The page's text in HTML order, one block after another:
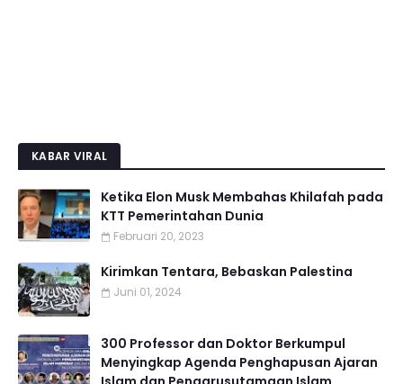
KABAR VIRAL
Ketika Elon Musk Membahas Khilafah pada
KTT Pemerintahan Dunia
Februari 20, 2023
Kirimkan Tentara, Bebaskan Palestina
Juni 01, 2024
300 Professor dan Doktor Berkumpul
Menyingkap Agenda Penghapusan Ajaran